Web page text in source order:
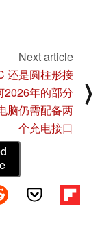
Next article
还是圆柱形接
2026年的部分
脑仍需配备两
个充电接口
⟩